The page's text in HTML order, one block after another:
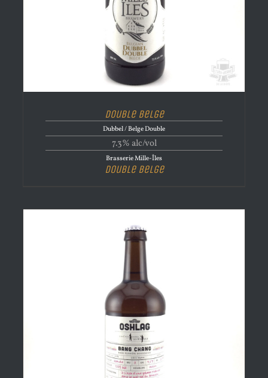
Double Belge
Dubbel / Belge Double
7.3% alc/vol
Brasserie Mille-Îles
Double Belge